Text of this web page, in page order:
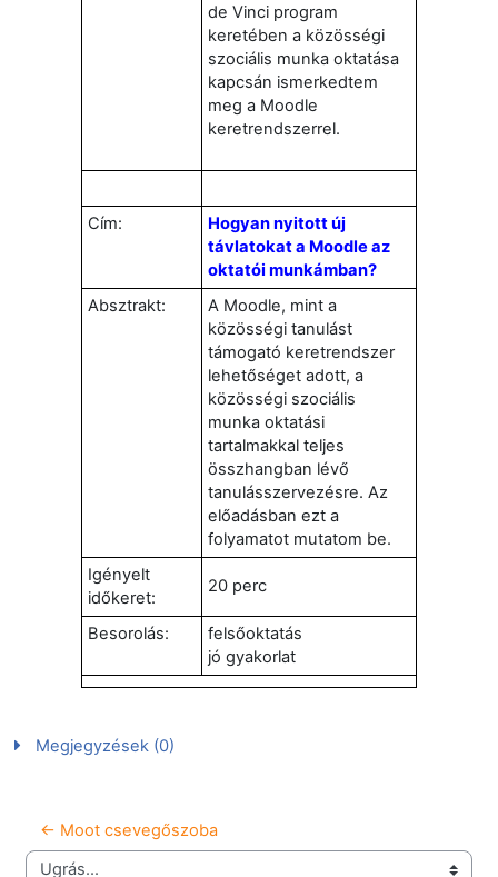
de Vinci program
keretében a közösségi
szociális munka oktatása
kapcsán ismerkedtem
meg a Moodle
keretrendszerrel.
Cím:
Hogyan nyitott új
távlatokat a Moodle az
oktatói munkámban?
Absztrakt:
A Moodle, mint a
közösségi tanulást
támogató keretrendszer
lehetőséget adott, a
közösségi szociális
munka oktatási
tartalmakkal teljes
összhangban lévő
tanulásszervezésre. Az
előadásban ezt a
folyamatot mutatom be.
Igényelt
időkeret:
20 perc
Besorolás:
felsőoktatás
jó gyakorlat
Megjegyzések (0)
← Moot csevegőszoba